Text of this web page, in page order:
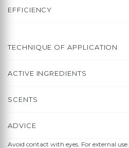
EFFICIENCY
TECHNIQUE OF APPLICATION
ACTIVE INGREDIENTS
SCENTS
ADVICE
Avoid contact with eyes. For external use.